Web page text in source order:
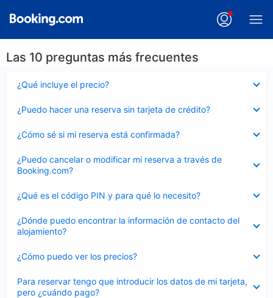
Las 10 preguntas más frecuentes
¿Qué incluye el precio?
cerrado
¿Puedo hacer una reserva sin tarjeta de crédito?
cerrado
¿Cómo sé si mi reserva está confirmada?
cerrado
¿Puedo cancelar o modificar mi reserva a través de
Booking.com?
cerrado
¿Qué es el código PIN y para qué lo necesito?
cerrado
¿Dónde puedo encontrar la información de contacto del
alojamiento?
cerrado
¿Cómo puedo ver los precios?
cerrado
Para reservar tengo que introducir los datos de mi tarjeta,
pero ¿cuándo pago?
cerrado